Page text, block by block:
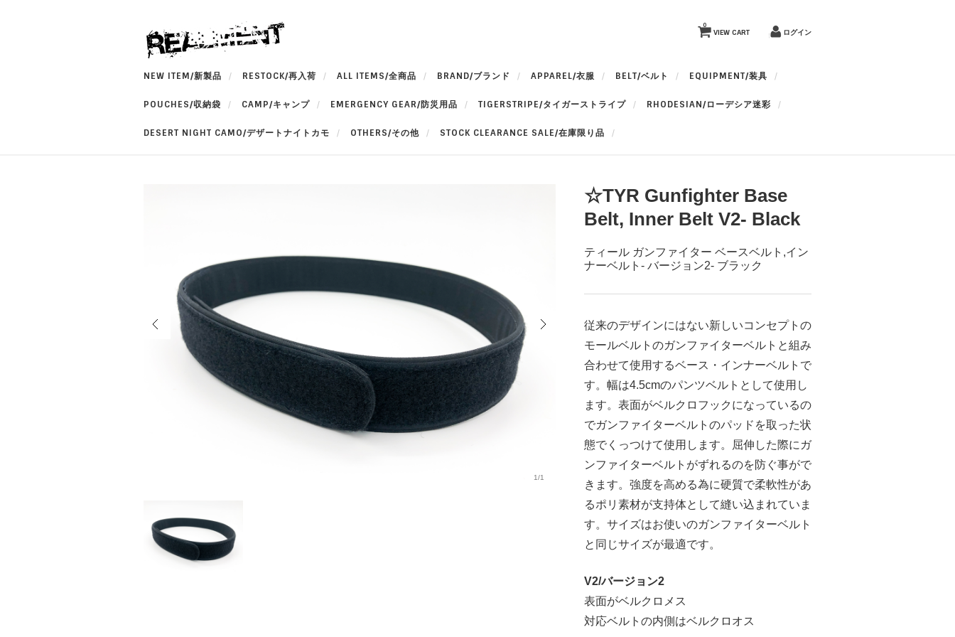
VIEW CART
0
ログイン
NEW ITEM/新製品 RESTOCK/再入荷 ALL ITEMS/全商品 BRAND/ブランド APPAREL/衣服 BELT/ベルト EQUIPMENT/装具
POUCHES/収納袋 CAMP/キャンプ EMERGENCY GEAR/防災用品 TIGERSTRIPE/タイガーストライプ RHODESIAN/ローデシア迷彩
DESERT NIGHT CAMO/デザートナイトカモ OTHERS/その他 STOCK CLEARANCE SALE/在庫限り品
1/1
☆TYR Gunfighter Base
Belt, Inner Belt V2- Black
ティール ガンファイター ベースベルト,イン
ナーベルト- バージョン2- ブラック
従来のデザインにはない新しいコンセプトの
モールベルトのガンファイターベルトと組み
合わせて使用するベース・インナーベルトで
す。幅は4.5cmのパンツベルトとして使用し
ます。表面がベルクロフックになっているの
でガンファイターベルトのパッドを取った状
態でくっつけて使用します。屈伸した際にガ
ンファイターベルトがずれるのを防ぐ事がで
きます。強度を高める為に硬質で柔軟性があ
るポリ素材が支持体として縫い込まれていま
す。サイズはお使いのガンファイターベルト
と同じサイズが最適です。
V2/バージョン2
表面がベルクロメス
対応ベルトの内側はベルクロオス